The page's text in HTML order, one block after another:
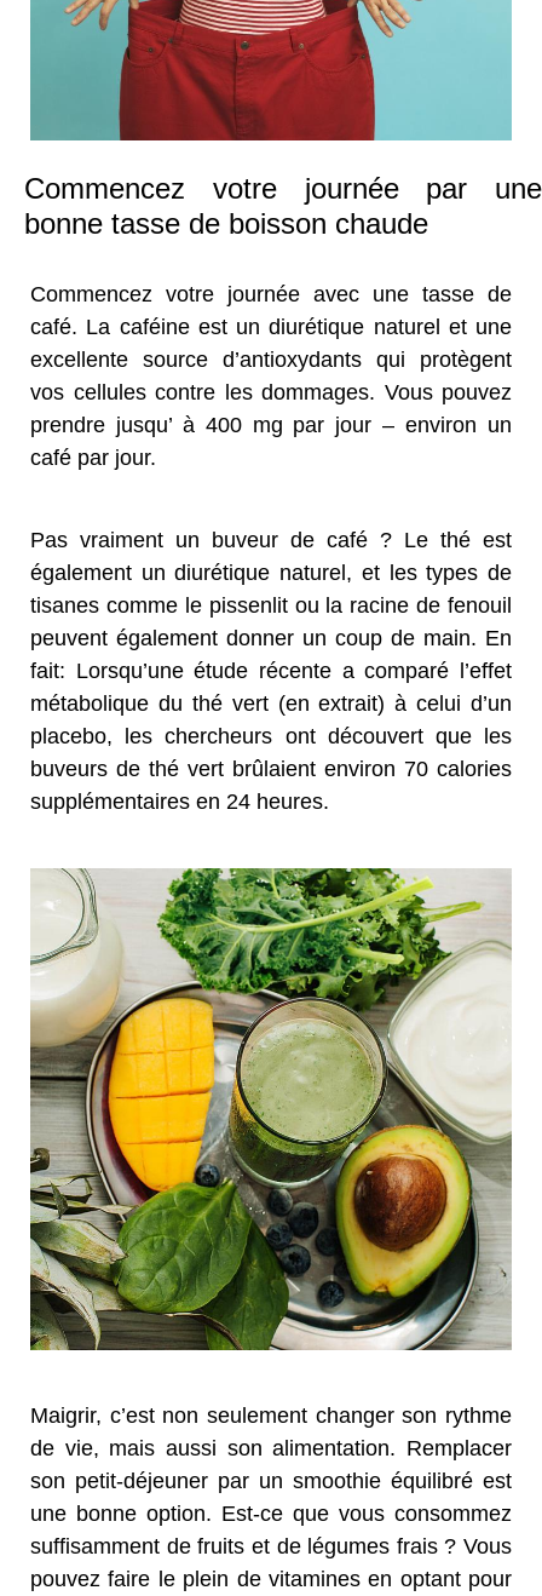
Commencez votre journée par une
bonne tasse de boisson chaude
Commencez votre journée avec une tasse de
café. La caféine est un diurétique naturel et une
excellente source d’antioxydants qui protègent
vos cellules contre les dommages. Vous pouvez
prendre jusqu’ à 400 mg par jour – environ un
café par jour.
Pas vraiment un buveur de café ? Le thé est
également un diurétique naturel, et les types de
tisanes comme le pissenlit ou la racine de fenouil
peuvent également donner un coup de main. En
fait: Lorsqu’une étude récente a comparé l’effet
métabolique du thé vert (en extrait) à celui d’un
placebo, les chercheurs ont découvert que les
buveurs de thé vert brûlaient environ 70 calories
supplémentaires en 24 heures.
Maigrir, c’est non seulement changer son rythme
de vie, mais aussi son alimentation. Remplacer
son petit-déjeuner par un smoothie équilibré est
une bonne option. Est-ce que vous consommez
suffisamment de fruits et de légumes frais ? Vous
pouvez faire le plein de vitamines en optant pour